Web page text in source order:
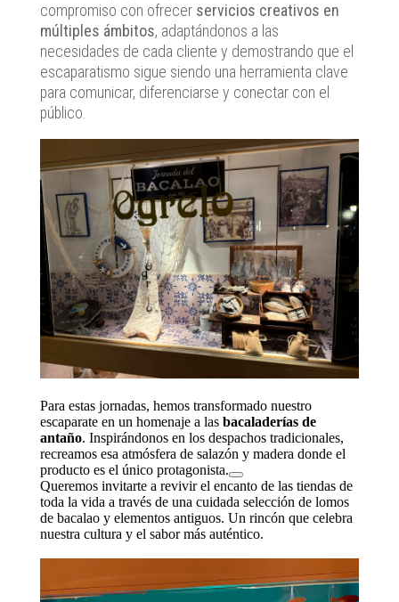
compromiso con ofrecer servicios creativos en
múltiples ámbitos, adaptándonos a las
necesidades de cada cliente y demostrando que el
escaparatismo sigue siendo una herramienta clave
para comunicar, diferenciarse y conectar con el
público.
Para estas jornadas, hemos transformado nuestro
escaparate en un homenaje a las bacaladerías de
antaño. Inspirándonos en los despachos tradicionales,
recreamos esa atmósfera de salazón y madera donde el
producto es el único protagonista.
Queremos invitarte a revivir el encanto de las tiendas de
toda la vida a través de una cuidada selección de lomos
de bacalao y elementos antiguos. Un rincón que celebra
nuestra cultura y el sabor más auténtico.